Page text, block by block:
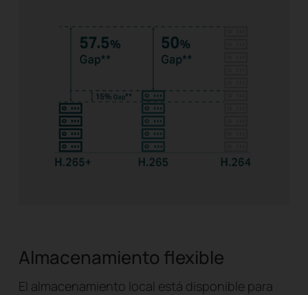
Almacenamiento flexible
El almacenamiento local está disponible para